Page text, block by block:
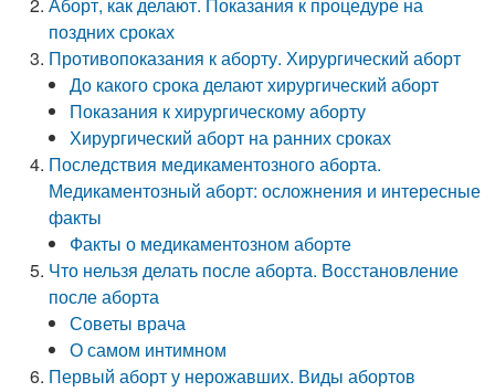
поздних сроках
Противопоказания к аборту. Хирургический аборт
До какого срока делают хирургический аборт
Показания к хирургическому аборту
Хирургический аборт на ранних сроках
Последствия медикаментозного аборта.
Медикаментозный аборт: осложнения и интересные
факты
Факты о медикаментозном аборте
Что нельзя делать после аборта. Восстановление
после аборта
Советы врача
О самом интимном
Первый аборт у нерожавших. Виды абортов